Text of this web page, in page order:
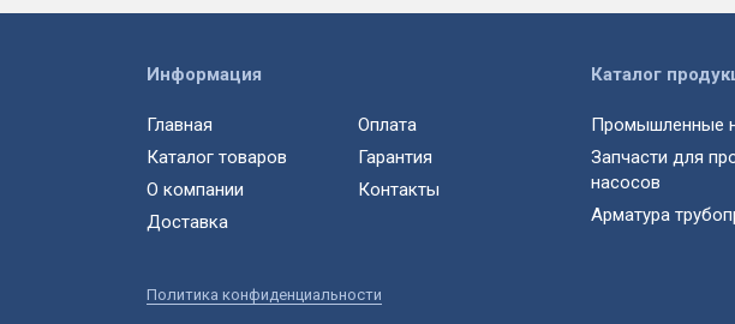
Информация
Главная
Каталог товаров
О компании
Доставка
Оплата
Гарантия
Контакты
Каталог
Промышленные
Запчасти для
насосов
Арматура
Политика конфиденциальности